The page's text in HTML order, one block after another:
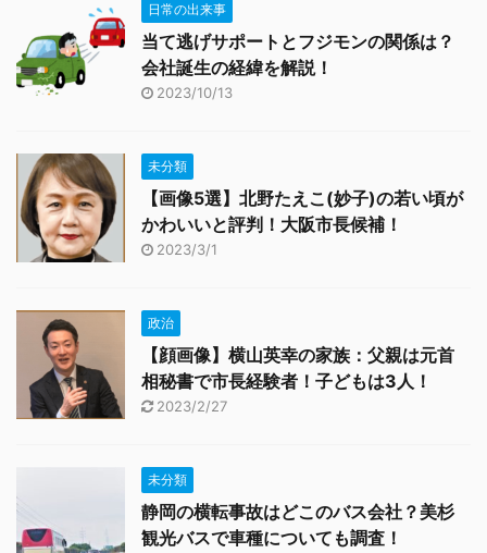
日常の出来事
当て逃げサポートとフジモンの関係は？
会社誕生の経緯を解説！
2023/10/13
未分類
【画像5選】北野たえこ(妙子)の若い頃が
かわいいと評判！大阪市長候補！
2023/3/1
政治
【顔画像】横山英幸の家族：父親は元首
相秘書で市長経験者！子どもは3人！
2023/2/27
未分類
静岡の横転事故はどこのバス会社？美杉
観光バスで車種についても調査！